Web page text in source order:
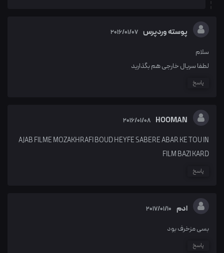
پوسته وردپرس 2016/01/07
سلام
لطفا سریال خارجی هم بگذارید
پاسخ
HOOMAN
2016/01/08
AJAB FILME MOZAKHRAFI BOUD HEYFE SABERE ABAR KE TOU IN
FILM BAZI KARD
پاسخ
ادم 2017/01/10
بسی مزخرف بود
پاسخ